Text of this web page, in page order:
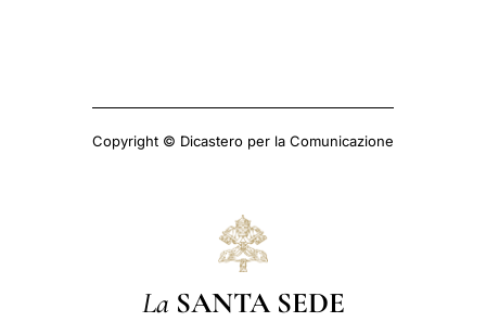
Copyright © Dicastero per la Comunicazione
La SANTA SEDE